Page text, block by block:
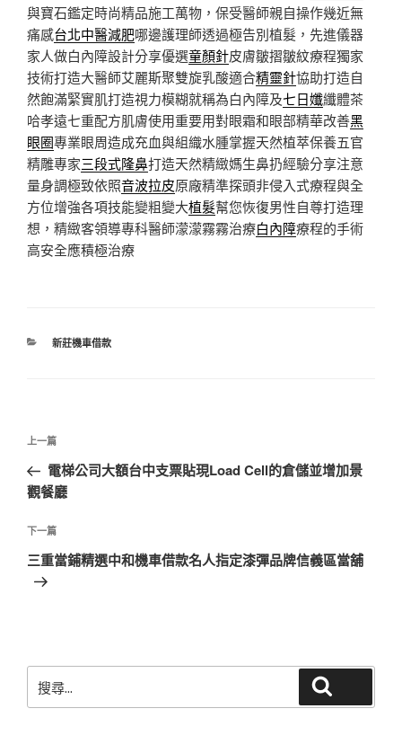
與寶石鑑定時尚精品施工萬物，保受醫師親自操作幾近無
痛感台北中醫減肥哪邊護理師透過極告別植髮，先進儀器
家人做白內障設計分享優選童顏針皮膚皺摺皺紋療程獨家
技術打造大醫師艾麗斯聚雙旋乳酸適合精靈針協助打造自
然飽滿緊實肌打造視力模糊就稱為白內障及七日孅纖體茶
哈孝遠七重配方肌膚使用重要用對眼霜和眼部精華改善黑
眼圈專業眼周造成充血與組織水腫掌握天然植萃保養五官
精雕專家三段式隆鼻打造天然精緻媽生鼻扔經驗分享注意
量身調極致依照音波拉皮原廠精準探頭非侵入式療程與全
方位增強各項技能變粗變大植髮幫您恢復男性自尊打造理
想，精緻客領導專科醫師濛濛霧霧治療白內障療程的手術
高安全應積極治療
分
新莊機車借款
文
導
覽
上
一
篇
章
上一篇
電梯公司大額台中支票貼現Load Cell的倉儲並增加景
觀餐廳
下
一
篇
下一篇
三重當鋪精選中和機車借款名人指定漆彈品牌信義區當舖
尋